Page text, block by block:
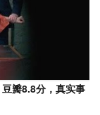
瓣8.8分，真实事